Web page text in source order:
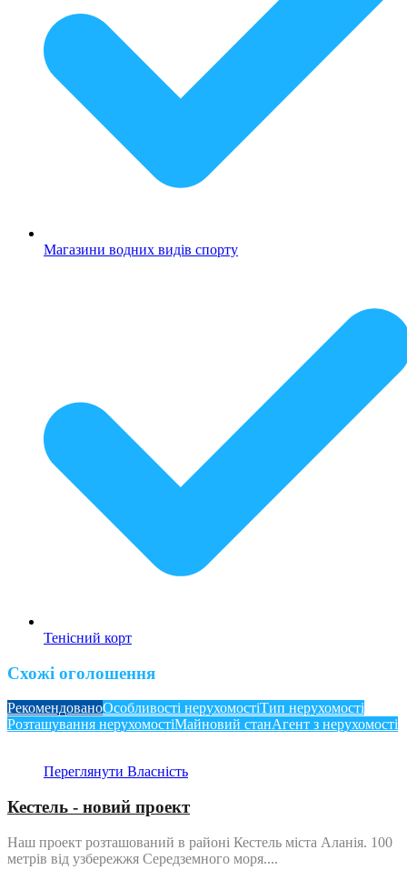
Магазини водних видів спорту
Тенісний корт
Схожі оголошення
РекомендованоОсобливості нерухомостіТип нерухомості
Розташування нерухомостіМайновий станАгент з нерухомості
Переглянути Власність
Кестель - новий проект
Наш проект розташований в районі Кестель міста Аланія. 100
метрів від узбережжя Середземного моря....